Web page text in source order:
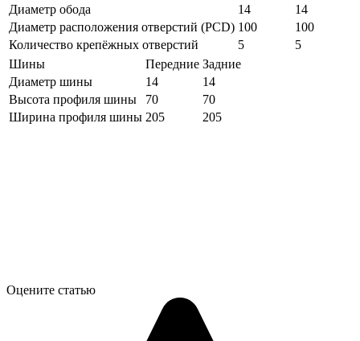
Диаметр обода 14
14
Диаметр расположения отверстий (PCD) 100
100
Количество крепёжных отверстий
5
5
Шины
Передние Задние
Диаметр шины
14
14
Высота профиля шины
70
70
Ширина профиля шины 205 205
Оцените статью